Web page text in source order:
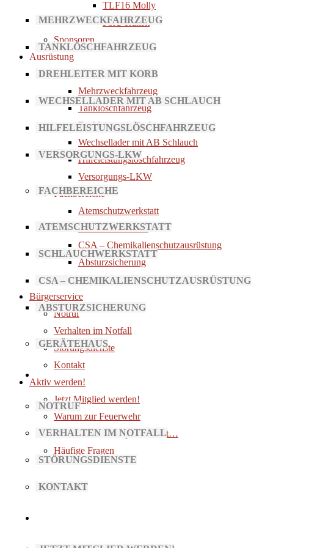
MEHRZWECKFAHRZEUG
TANKLÖSCHFAHRZEUG
DREHLEITER MIT KORB
WECHSELLADER MIT AB SCHLAUCH
HILFELEISTUNGSLÖSCHFAHRZEUG
VERSORGUNGS-LKW
FACHBEREICHE
ATEMSCHUTZWERKSTATT
SCHLAUCHWERKSTATT
CSA – CHEMIKALIENSCHUTZAUSRÜSTUNG
ABSTURZSICHERUNG
GERÄTEHAUS
NOTRUF
VERHALTEN IM NOTFALL
STÖRUNGSDIENSTE
KONTAKT
TLF16 Molly
Ford Transit
Sponsoren
Ausrüstung
Fahrzeuge
Mehrzweckfahrzeug
Tanklöschfahrzeug
Drehleiter mit Korb
Wechsellader mit AB Schlauch
Hilfeleistungslöschfahrzeug
Versorgungs-LKW
Fachbereiche
Atemschutzwerkstatt
Schlauchwerkstatt
CSA – Chemikalienschutzausrüstung
Absturzsicherung
Gerätehaus
Bürgerservice
Notruf
Verhalten im Notfall
Störungsdienste
Kontakt
Aktiv werden!
Jetzt Mitglied werden!
Warum zur Feuerwehr
Wenn die Katastrophe kommt…
Häufige Fragen